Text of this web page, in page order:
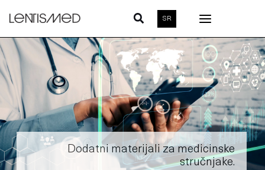
content
SR
Dodatni materijali za medicinske
stručnjake.